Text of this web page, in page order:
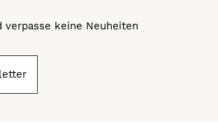
keine Neuheiten